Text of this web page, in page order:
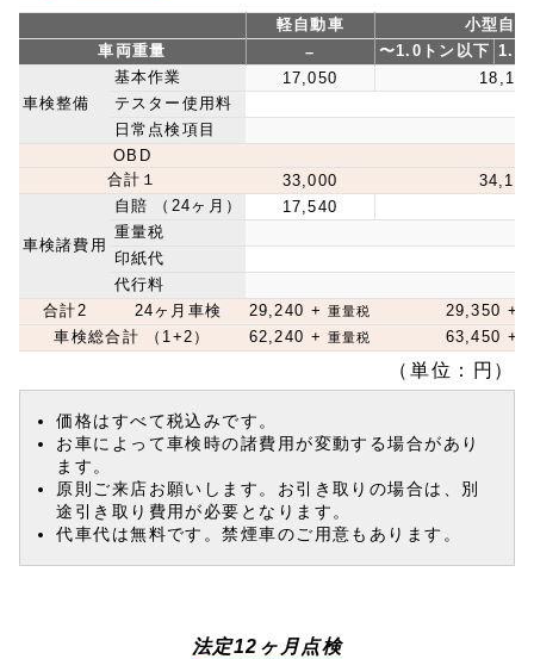
軽自動車
小型自
車両重量
– 〜1.0トン以下 1.0
車検整備
基本作業 17,050
18,150
テスター使用料
日常点検項目
OBD
合計１
33,000 34,100
車検諸費用
自賠 （24ヶ月）
17,540
重量税
印紙代
代行料
合計2
24ヶ月車検 29,240 +重量税 29,350 +
車検総合計 （1+2） 62,240 +重量税 63,450 +
（単位：円）
価格はすべて税込みです。
お車によって車検時の諸費用が変動する場合があり
ます。
原則ご来店お願いします。お引き取りの場合は、別
途引き取り費用が必要となります。
代車代は無料です。禁煙車のご用意もあります。
法定12ヶ月点検